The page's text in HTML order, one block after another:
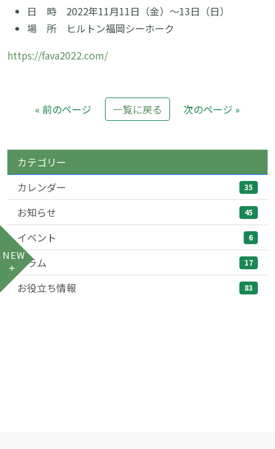
日 時 2022年11月11日（金）〜13日（日）
場 所 ヒルトン福岡シーホーク
https://fava2022.com/
« 前のページ 一覧に戻る 次のページ »
カテゴリー
カレンダー
35
お知らせ 45
イベント 6
コラム 17
お役立ち情報 83
NEW